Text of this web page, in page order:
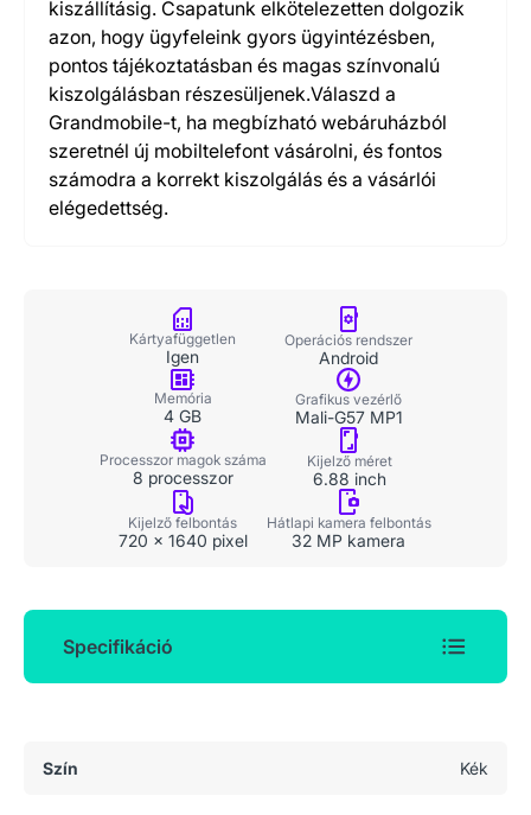
kiszállításig. Csapatunk elkötelezetten dolgozik
azon, hogy ügyfeleink gyors ügyintézésben,
pontos tájékoztatásban és magas színvonalú
kiszolgálásban részesüljenek.Válaszd a
Grandmobile-t, ha megbízható webáruházból
szeretnél új mobiltelefont vásárolni, és fontos
számodra a korrekt kiszolgálás és a vásárlói
elégedettség.
Kártyafüggetlen
Igen
Operációs rendszer
Android
Memória
4 GB
Grafikus vezérlő
Mali-G57 MP1
Processzor magok száma
8 processzor
Kijelző méret
6.88 inch
Kijelző felbontás
720 x 1640 pixel
Hátlapi kamera felbontás
32 MP kamera
Specifikáció
Szín Kék